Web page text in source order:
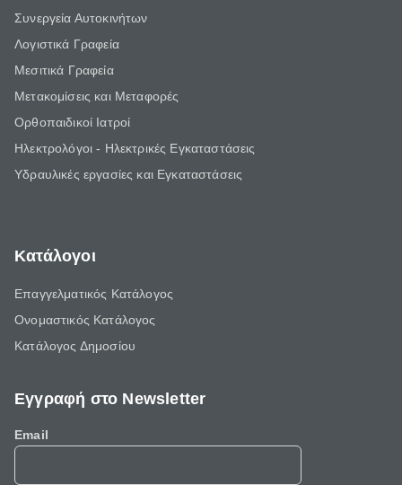
Συνεργεία Αυτοκινήτων
Λογιστικά Γραφεία
Μεσιτικά Γραφεία
Μετακομίσεις και Μεταφορές
Ορθοπαιδικοί Ιατροί
Ηλεκτρολόγοι - Ηλεκτρικές Εγκαταστάσεις
Υδραυλικές εργασίες και Εγκαταστάσεις
Κατάλογοι
Επαγγελματικός Κατάλογος
Ονομαστικός Κατάλογος
Κατάλογος Δημοσίου
Εγγραφή στο Newsletter
Email